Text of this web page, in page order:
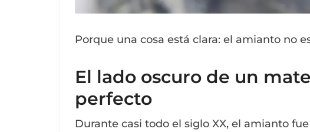
Porque una cosa está clara: el amianto no
El lado oscuro de un
perfecto
Durante casi todo el siglo XX, el amianto